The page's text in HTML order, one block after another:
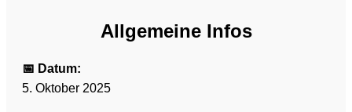
Allgemeine Infos
📅 Datum:
5. Oktober 2025